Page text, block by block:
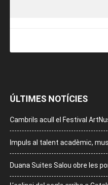
ÚLTIMES NOTÍCIES
Cambrils acull el Festival
Impuls al talent acadèmic,
Duana Suites Salou obre les